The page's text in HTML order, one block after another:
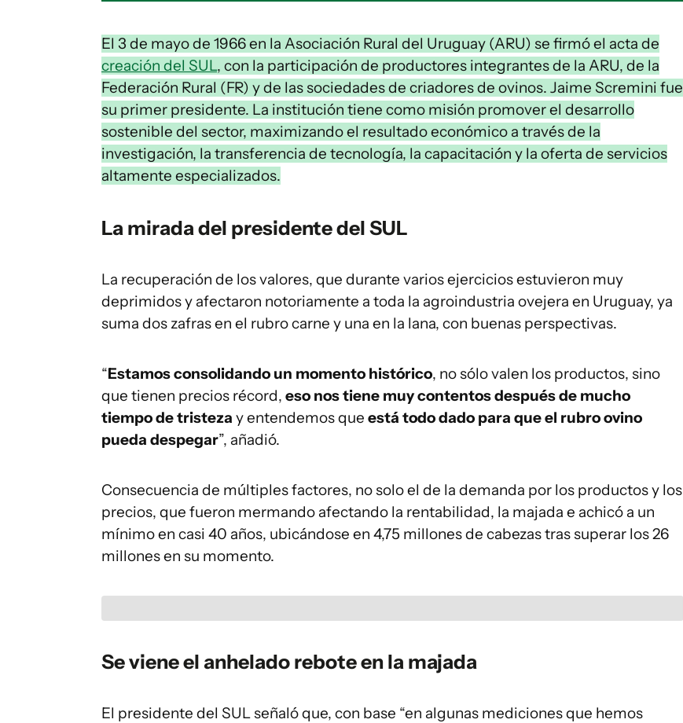
El 3 de mayo de 1966 en la Asociación Rural del Uruguay (ARU) se firmó el acta de
creación del SUL, con la participación de productores integrantes de la ARU, de la
Federación Rural (FR) y de las sociedades de criadores de ovinos. Jaime Scremini fue
su primer presidente. La institución tiene como misión promover el desarrollo
sostenible del sector, maximizando el resultado económico a través de la
investigación, la transferencia de tecnología, la capacitación y la oferta de servicios
altamente especializados.
La mirada del presidente del SUL
La recuperación de los valores, que durante varios ejercicios estuvieron muy
deprimidos y afectaron notoriamente a toda la agroindustria ovejera en Uruguay, ya
suma dos zafras en el rubro carne y una en la lana, con buenas perspectivas.
“Estamos consolidando un momento histórico, no sólo valen los productos, sino
que tienen precios récord, eso nos tiene muy contentos después de mucho
tiempo de tristeza y entendemos que está todo dado para que el rubro ovino
pueda despegar”, añadió.
Consecuencia de múltiples factores, no solo el de la demanda por los productos y los
precios, que fueron mermando afectando la rentabilidad, la majada e achicó a un
mínimo en casi 40 años, ubicándose en 4,75 millones de cabezas tras superar los 26
millones en su momento.
Se viene el anhelado rebote en la majada
El presidente del SUL señaló que, con base “en algunas mediciones que hemos